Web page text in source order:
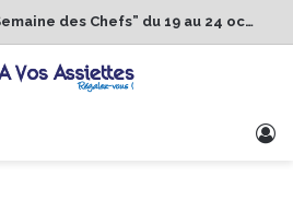
1er Édition de “La Semaine des Chefs” du 19 au 24 octobre 2026